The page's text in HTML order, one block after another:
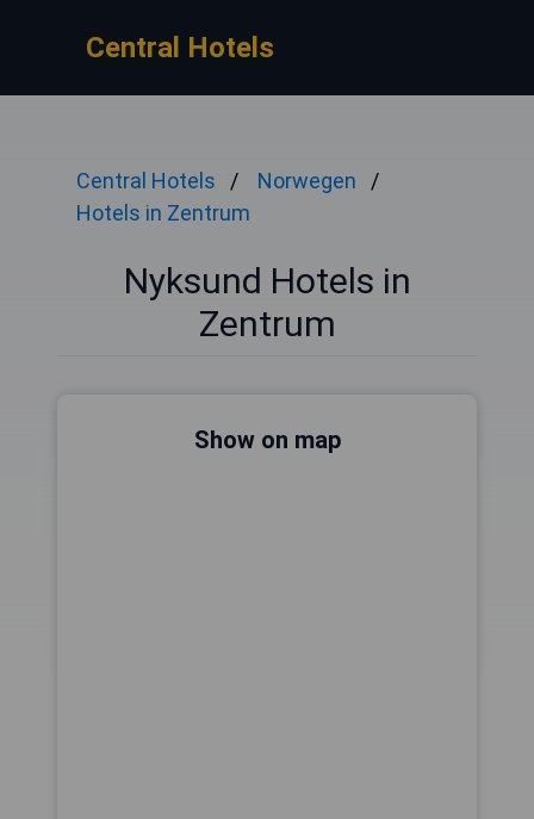
Central Hotels
Central Hotels
Norwegen
Hotels in Zentrum
Nyksund Hotels in
Zentrum
Show on map